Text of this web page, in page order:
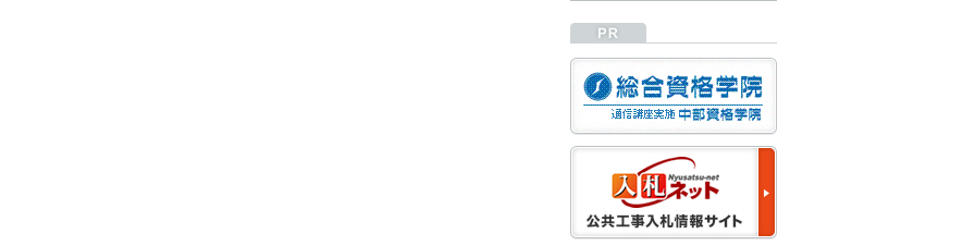
い申し上げます。
から通常通り運営いたし
ます。
2025/12/22
●年末年始に伴う情報更
新停止のお知らせ●
建設資料館をご利用いた
だき、誠に有難うござい
ます。